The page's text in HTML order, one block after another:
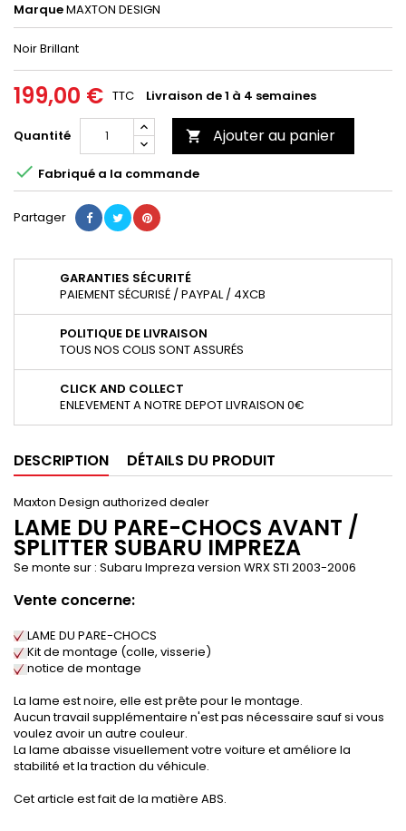
MarqueMAXTON DESIGN
Noir Brillant
199,00 € TTC Livraison de 1 à 4 semaines
Quantité  Ajouter au panier
 Fabriqué a la commande
Partager
GARANTIES SÉCURITÉ
PAIEMENT SÉCURISÉ / PAYPAL / 4XCB
POLITIQUE DE LIVRAISON
TOUS NOS COLIS SONT ASSURÉS
CLICK AND COLLECT
ENLEVEMENT A NOTRE DEPOT LIVRAISON 0€
DESCRIPTION DÉTAILS DU PRODUIT
Maxton Design authorized dealer
LAME DU PARE-CHOCS AVANT /
SPLITTER SUBARU IMPREZA
Se monte sur : Subaru Impreza version WRX STI 2003-2006
Vente concerne:
LAME DU PARE-CHOCS
Kit de montage (colle, visserie)
notice de montage
La lame est noire, elle est prête pour le montage.
Aucun travail supplémentaire n'est pas nécessaire sauf si vous
voulez avoir un autre couleur.
La lame abaisse visuellement votre voiture et améliore la
stabilité et la traction du véhicule.
Cet article est fait de la matière ABS.